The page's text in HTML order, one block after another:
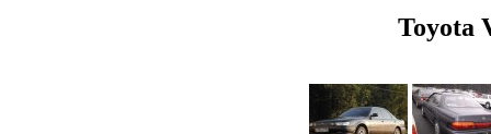
Toyota